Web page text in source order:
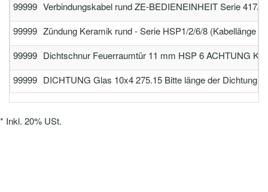
99999 Verbindungskabel rund ZE-BEDIENEINHEIT Serie 417/
99999 Zündung Keramik rund - Serie HSP1/2/6/8 (Kabellänge
99999 Dichtschnur Feuerraumtür 11 mm HSP 6 ACHTUNG
99999 DICHTUNG Glas 10x4 275.15 Bitte länge der Dichtung
* Inkl. 20% USt.